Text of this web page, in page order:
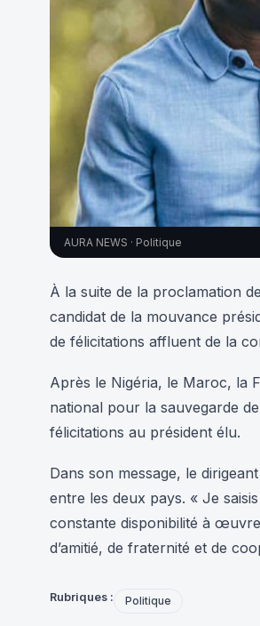
AURA NEWS · Politique
À la suite de la proclamation
candidat de la mouvance
de félicitations affluent de la
Après le Nigéria, le Maroc, la
national pour la sauvegarde
félicitations au président élu.
Dans son message, le
entre les deux pays. « Je
constante disponibilité à
d’amitié, de fraternité et de
Rubriques : Politique